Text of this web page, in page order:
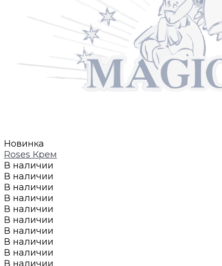
Новинка
Roses Крем
В наличии
В наличии
В наличии
В наличии
В наличии
В наличии
В наличии
В наличии
В наличии
В наличии